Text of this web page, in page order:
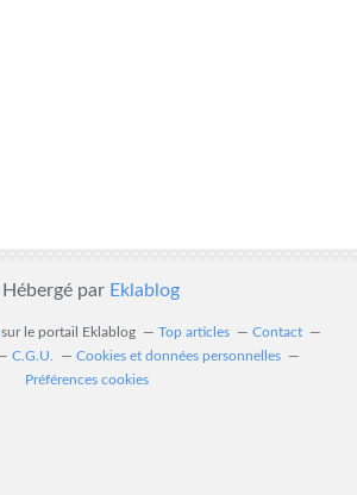
Hébergé par Eklablog
sur le portail Eklablog Top articles
Contact
C.G.U.
Cookies et données personnelles
Préférences cookies